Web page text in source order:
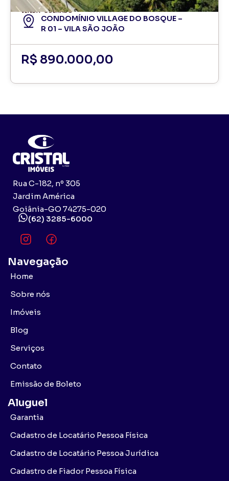
VENDA SOBRADO
CONDOMÍNIO VILLAGE DO BOSQUE –
R 01 – VILA SÃO JOÃO
R$ 890.000,00
Rua C-182, nº 305
Jardim América
Goiânia-GO 74275-020
(62) 3285-6000
Navegação
Home
Sobre nós
Imóveis
Blog
Serviços
Contato
Emissão de Boleto
Aluguel
Garantia
Cadastro de Locatário Pessoa Física
Cadastro de Locatário Pessoa Jurídica
Cadastro de Fiador Pessoa Física